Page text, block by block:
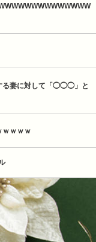
る妻に対して「◯◯◯」と
ｗｗｗｗ